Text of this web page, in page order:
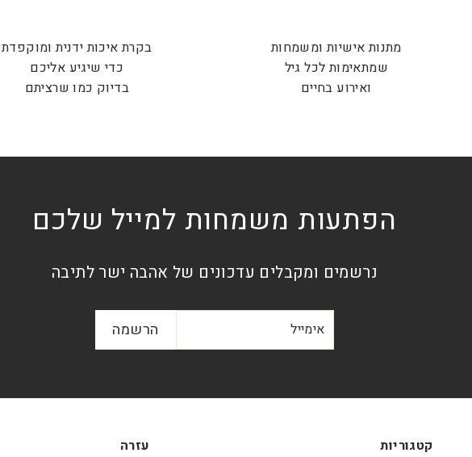
מתנות אישיות ומשמחות
שמתאימות לכל גיל
ואירוע בחיים
בקרת איכות ידנית ומוקפדת
כדי שיגיע אליכם
בדיוק כמו שרציתם
הפתעות משמחות למייל שלכם
נרשמים ומקבלים עדכונים של אהבה ישר לתיבה
הרשמה
קטגוריות עזרה